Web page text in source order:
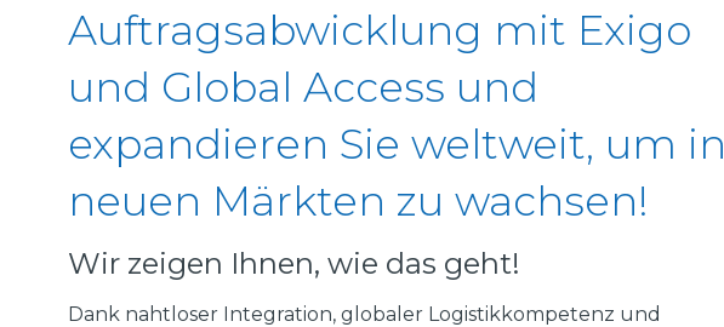
Auftragsabwicklung mit Exigo
und Global Access und
expandieren Sie weltweit, um in
neuen Märkten zu wachsen!
Wir zeigen Ihnen, wie das geht!
Dank nahtloser Integration, globaler Logistikkompetenz und